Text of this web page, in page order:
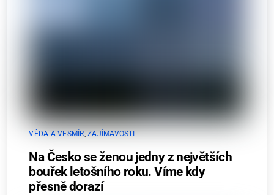
VĚDA A VESMÍR,ZAJÍMAVOSTI
Na Česko se ženou jedny z největších
bouřek letošního roku. Víme kdy
přesně dorazí